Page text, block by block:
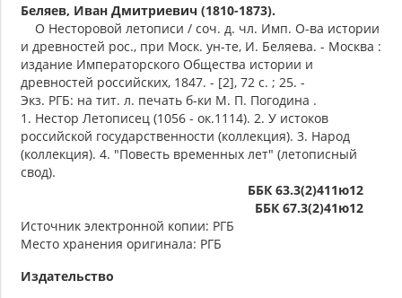
Беляев, Иван Дмитриевич (1810-1873).
О Несторовой летописи / соч. д. чл. Имп. О-ва истории
и древностей рос., при Моск. ун-те, И. Беляева. - Москва :
издание Императорского Общества истории и
древностей российских, 1847. - [2], 72 с. ; 25. -
Экз. РГБ: на тит. л. печать б-ки М. П. Погодина .
1. Нестор Летописец (1056 - ок.1114). 2. У истоков
российской государственности (коллекция). 3. Народ
(коллекция). 4. "Повесть временных лет" (летописный
свод).
ББК 63.3(2)411ю12
ББК 67.3(2)41ю12
Источник электронной копии: РГБ
Место хранения оригинала: РГБ
Издательство